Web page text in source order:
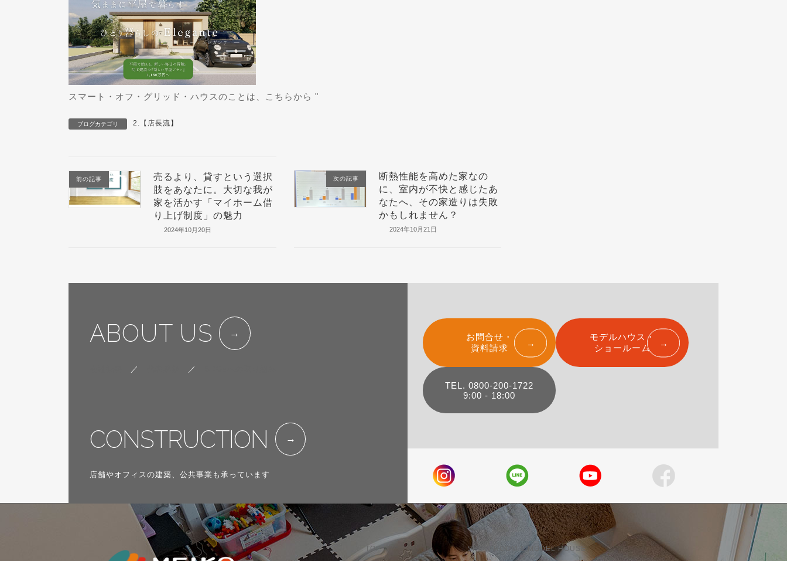
スマート・オフ・グリッド・ハウスのことは、こちらから "
ブログカテゴリ 2.【店長流】
前の記事
売るより、貸すという選択
肢をあなたに。大切な我が
家を活かす「マイホーム借
り上げ制度」の魅力
2024年10月20日
次の記事
断熱性能を高めた家なの
に、室内が不快と感じたあ
なたへ、その家造りは失敗
かもしれません？
2024年10月21日
ABOUT US
／ ／
CONSTRUCTION
店舗やオフィスの建築、公共事業も承っています
お問合せ・
資料請求
モデルハウス・
ショールーム
TEL. 0800-200-1722
9:00 - 18:00
TOP SHOW ROOM & MODEL HOUSE